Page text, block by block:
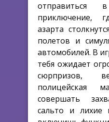
отправиться
приключение,
азарта
полетов и
автомобилей. В
тебя ожидает
сюрпризов,
полицейская
совершать
сальто и лихие